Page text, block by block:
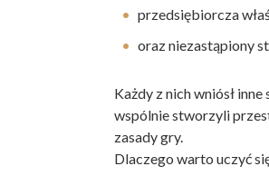
przedsiębiorcza
oraz niezastąpiony
Każdy z nich wniósł
wspólnie stworzyli
zasady gry.
Dlaczego warto uczyć